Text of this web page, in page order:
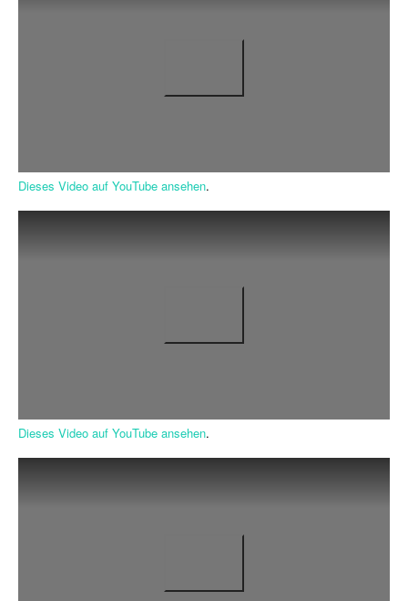
Dieses Video auf YouTube ansehen.
Dieses Video auf YouTube ansehen.